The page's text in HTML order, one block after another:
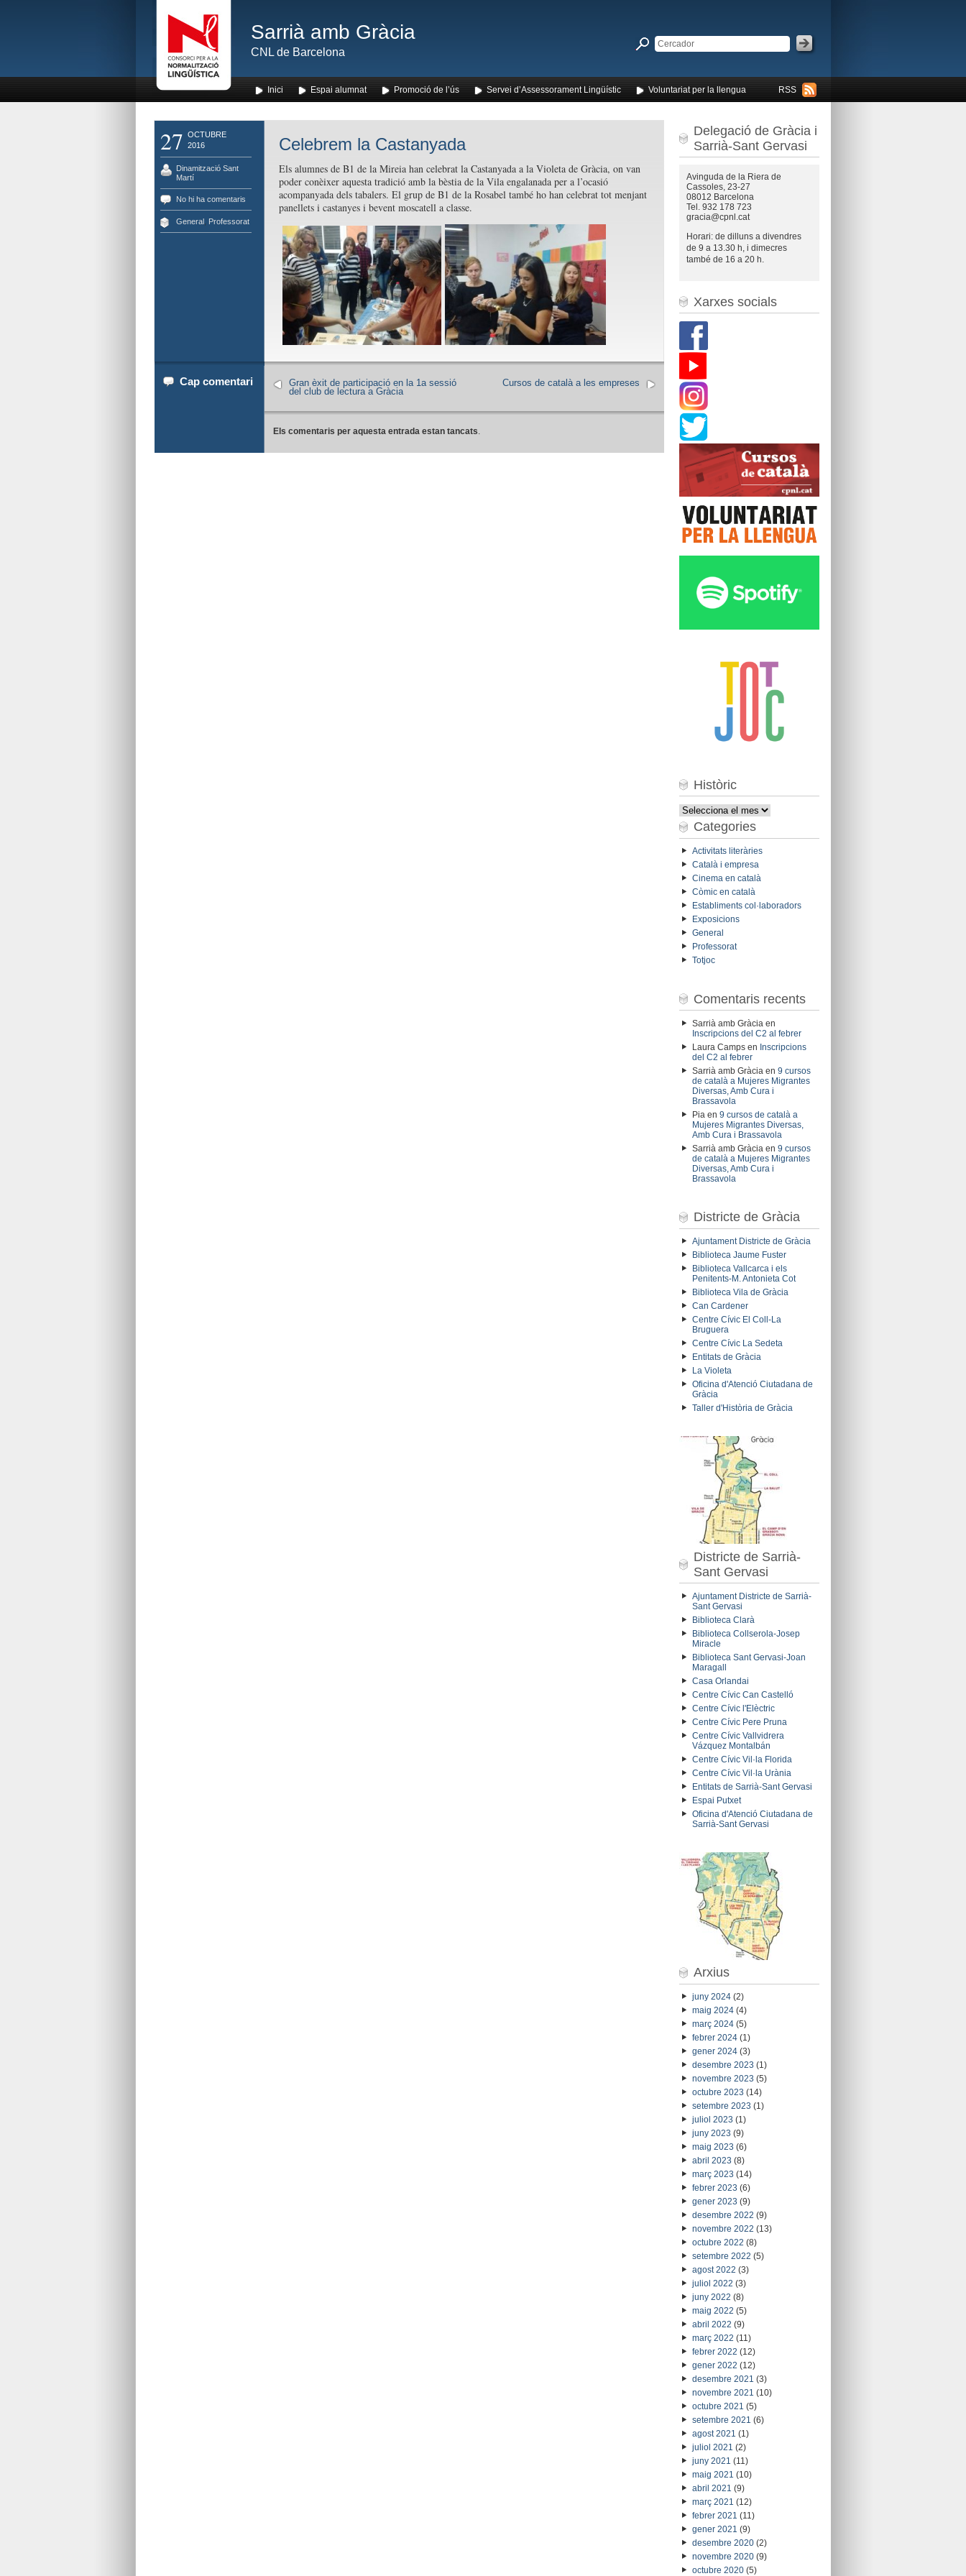
Sarrià amb Gràcia
CNL de Barcelona
RSS
Inici Espai alumnat Promoció de l’ús Servei d’Assessorament Lingüístic Voluntariat per la llengua
27 OCTUBRE
2016
Dinamització Sant
Martí
No hi ha comentaris
General, Professorat
Celebrem la Castanyada
Els alumnes de B1 de la Mireia han celebrat la Castanyada a la Violeta de Gràcia, on van
poder conèixer aquesta tradició amb la bèstia de la Vila engalanada per a l’ocasió
acompanyada dels tabalers. El grup de B1 de la Rosabel també ho han celebrat tot menjant
panellets i castanyes i bevent moscatell a classe.
Cap comentari Cursos de català a les empreses
Gran èxit de participació en la 1a sessió
del club de lectura a Gràcia
Els comentaris per aquesta entrada estan tancats.
Delegació de Gràcia i
Sarrià-Sant Gervasi
Avinguda de la Riera de
Cassoles, 23-27
08012 Barcelona
Tel. 932 178 723
gracia@cpnl.cat
Horari: de dilluns a divendres
de 9 a 13.30 h, i dimecres
també de 16 a 20 h.
Xarxes socials
Històric
Històric
Categories
Activitats literàries
Català i empresa
Cinema en català
Còmic en català
Establiments col·laboradors
Exposicions
General
Professorat
Totjoc
Comentaris recents
Sarrià amb Gràcia en
Inscripcions del C2 al febrer
Laura Campsen Inscripcions
del C2 al febrer
Sarrià amb Gràcia en 9 cursos
de català a Mujeres Migrantes
Diversas, Amb Cura i
Brassavola
Pia en 9 cursos de català a
Mujeres Migrantes Diversas,
Amb Cura i Brassavola
Sarrià amb Gràcia en 9 cursos
de català a Mujeres Migrantes
Diversas, Amb Cura i
Brassavola
Districte de Gràcia
Ajuntament Districte de Gràcia
Biblioteca Jaume Fuster
Biblioteca Vallcarca i els
Penitents-M. Antonieta Cot
Biblioteca Vila de Gràcia
Can Cardener
Centre Cívic El Coll-La
Bruguera
Centre Cívic La Sedeta
Entitats de Gràcia
La Violeta
Oficina d'Atenció Ciutadana de
Gràcia
Taller d'Història de Gràcia
Districte de Sarrià-
Sant Gervasi
Ajuntament Districte de Sarrià-
Sant Gervasi
Biblioteca Clarà
Biblioteca Collserola-Josep
Miracle
Biblioteca Sant Gervasi-Joan
Maragall
Casa Orlandai
Centre Cívic Can Castelló
Centre Cívic l'Elèctric
Centre Cívic Pere Pruna
Centre Cívic Vallvidrera
Vázquez Montalbán
Centre Cívic Vil·la Florida
Centre Cívic Vil·la Urània
Entitats de Sarrià-Sant Gervasi
Espai Putxet
Oficina d'Atenció Ciutadana de
Sarrià-Sant Gervasi
Arxius
juny 2024(2)
maig 2024(4)
març 2024(5)
febrer 2024(1)
gener 2024(3)
desembre 2023 (1)
novembre 2023 (5)
octubre 2023 (14)
setembre 2023 (1)
juliol 2023 (1)
juny 2023 (9)
maig 2023 (6)
abril 2023 (8)
març 2023 (14)
febrer 2023 (6)
gener 2023 (9)
desembre 2022 (9)
novembre 2022 (13)
octubre 2022 (8)
setembre 2022 (5)
agost 2022 (3)
juliol 2022 (3)
juny 2022 (8)
maig 2022 (5)
abril 2022 (9)
març 2022 (11)
febrer 2022 (12)
gener 2022 (12)
desembre 2021 (3)
novembre 2021 (10)
octubre 2021 (5)
setembre 2021 (6)
agost 2021 (1)
juliol 2021 (2)
juny 2021 (11)
maig 2021 (10)
abril 2021 (9)
març 2021 (12)
febrer 2021 (11)
gener 2021 (9)
desembre 2020(2)
novembre 2020(9)
octubre 2020(5)